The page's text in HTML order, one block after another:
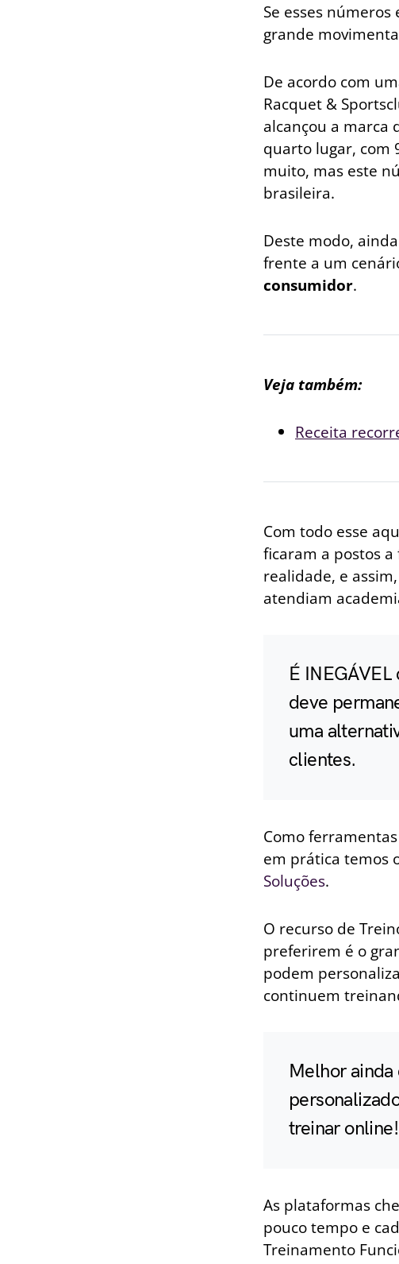
Se esses
grande
De acordo com
Racquet &
alcançou a marca
quarto lugar, com
muito, mas este
brasileira.
Deste modo,
frente a um
consumidor.
Veja também:
Receita
Com todo esse
ficaram a postos
realidade, e
atendiam
É
deve
uma
clientes.
Como
em prática temos
Soluções.
O recurso de
preferirem é o
podem
continuem
Melhor ainda
treinar online!
As plataformas
pouco tempo e
Treinamento